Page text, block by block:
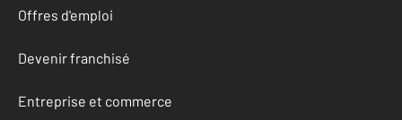
Offres d'emploi
Devenir franchisé
Entreprise et commerce